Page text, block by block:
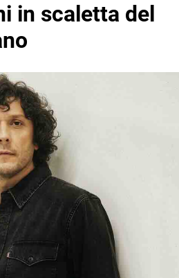
in scaletta del